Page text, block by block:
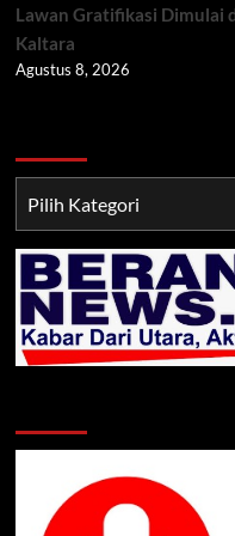
Lawan Gratifikasi Dimulai
Kaltara
Agustus 8, 2026
TNI/POLRI